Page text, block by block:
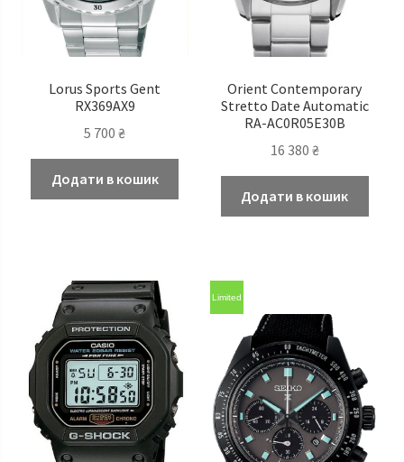
Lorus Sports Gent
RX369AX9
5 700₴
Додати в кошик
Orient Contemporary
Stretto Date Automatic
RA-AC0R05E30B
16 380 ₴
Додати в кошик
Limited